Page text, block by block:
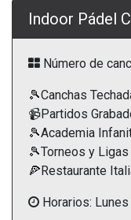
Indoor Pádel
Número de
🎾Canchas
📹Partidos
🎾Academia
🎾Torneos y Ligas
🍕Restaurante
Horarios: